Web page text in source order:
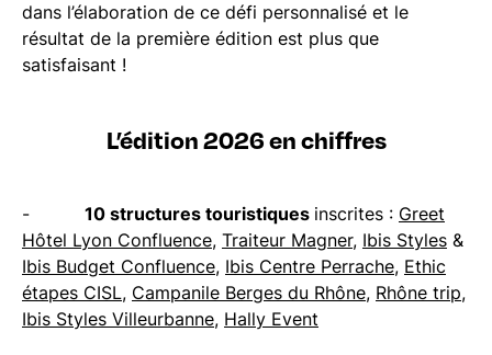
dans l’élaboration de ce défi personnalisé et le
résultat de la première édition est plus que
satisfaisant !
L’édition 2026 en chiffres
- 10 structures touristiques inscrites : Greet
Hôtel Lyon Confluence, Traiteur Magner, Ibis Styles &
Ibis Budget Confluence, Ibis Centre Perrache, Ethic
étapes CISL, Campanile Berges du Rhône, Rhône trip,
Ibis Styles Villeurbanne, Hally Event